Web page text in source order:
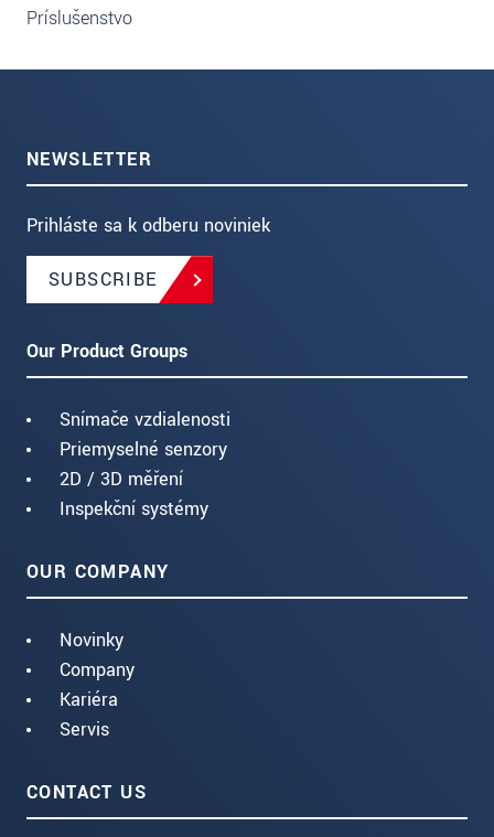
Príslušenstvo
NEWSLETTER
Prihláste sa k odberu noviniek
SUBSCRIBE
Our Product Groups
Snímače vzdialenosti
Priemyselné senzory
2D / 3D měření
Inspekční systémy
OUR COMPANY
Novinky
Company
Kariéra
Servis
CONTACT US